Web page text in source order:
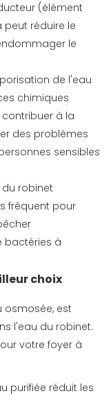
(élément
peut réduire le
le
de l'eau
chimiques
à la
des problèmes
sensibles
du robinet
fréquent pour
bactéries à
choix
osmosée, est
l'eau du robinet.
votre foyer à
purifiée réduit les